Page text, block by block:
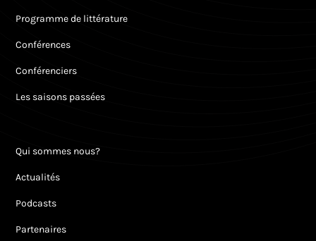
Programme de littérature
Conférences
Conférenciers
Les saisons passées
Qui sommes nous?
Actualités
Podcasts
Partenaires